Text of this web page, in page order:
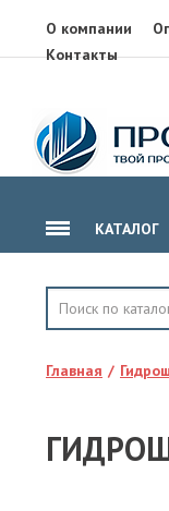
О компании
Контакты
КАТАЛОГ
КЛЕЙ,
Главная